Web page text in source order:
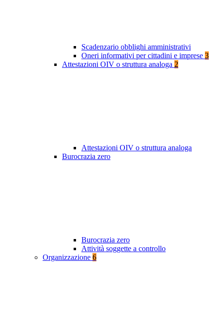
Scadenzario obblighi amministrativi
Oneri informativi per cittadini e imprese 3
Attestazioni OIV o struttura analoga 2
Attestazioni OIV o struttura analoga
Burocrazia zero
Burocrazia zero
Attività soggette a controllo
Organizzazione 6